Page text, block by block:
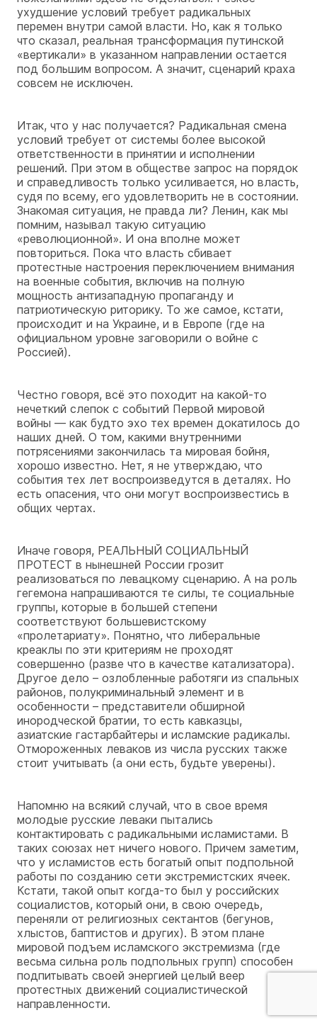
ухудшение условий требует радикальных
перемен внутри самой власти. Но, как я только
что сказал, реальная трансформация путинской
«вертикали» в указанном направлении остается
под большим вопросом. А значит, сценарий краха
совсем не исключен.
Итак, что у нас получается? Радикальная смена
условий требует от системы более высокой
ответственности в принятии и исполнении
решений. При этом в обществе запрос на порядок
и справедливость только усиливается, но власть,
судя по всему, его удовлетворить не в состоянии.
Знакомая ситуация, не правда ли? Ленин, как мы
помним, называл такую ситуацию
«революционной». И она вполне может
повториться. Пока что власть сбивает
протестные настроения переключением внимания
на военные события, включив на полную
мощность антизападную пропаганду и
патриотическую риторику. То же самое, кстати,
происходит и на Украине, и в Европе (где на
официальном уровне заговорили о войне с
Россией).
Честно говоря, всё это походит на какой-то
нечеткий слепок с событий Первой мировой
войны — как будто эхо тех времен докатилось до
наших дней. О том, какими внутренними
потрясениями закончилась та мировая бойня,
хорошо известно. Нет, я не утверждаю, что
события тех лет воспроизведутся в деталях. Но
есть опасения, что они могут воспроизвестись в
общих чертах.
Иначе говоря, РЕАЛЬНЫЙ СОЦИАЛЬНЫЙ
ПРОТЕСТ в нынешней России грозит
реализоваться по левацкому сценарию. А на роль
гегемона напрашиваются те силы, те социальные
группы, которые в большей степени
соответствуют большевистскому
«пролетариату». Понятно, что либеральные
креаклы по эти критериям не проходят
совершенно (разве что в качестве катализатора).
Другое дело – озлобленные работяги из спальных
районов, полукриминальный элемент и в
особенности – представители обширной
инородческой братии, то есть кавказцы,
азиатские гастарбайтеры и исламские радикалы.
Отмороженных леваков из числа русских также
стоит учитывать (а они есть, будьте уверены).
Напомню на всякий случай, что в свое время
молодые русские леваки пытались
контактировать с радикальными исламистами. В
таких союзах нет ничего нового. Причем заметим,
что у исламистов есть богатый опыт подпольной
работы по созданию сети экстремистских ячеек.
Кстати, такой опыт когда-то был у российских
социалистов, который они, в свою очередь,
переняли от религиозных сектантов (бегунов,
хлыстов, баптистов и других). В этом плане
мировой подъем исламского экстремизма (где
весьма сильна роль подпольных групп) способен
подпитывать своей энергией целый веер
протестных движений социалистической
направленности.